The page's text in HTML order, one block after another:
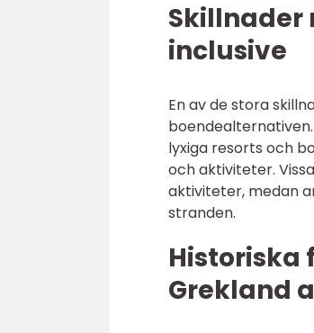
Skillnader
inclusive
En av de stora
lyxiga resorts och
och aktiviteter.
aktiviteter, medan
stranden.
Historiska
Grekland